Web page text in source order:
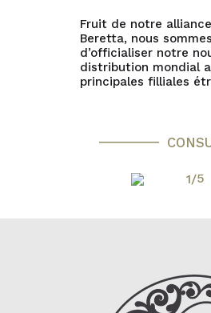
Fruit de notre
Beretta, nous
d’officialiser notre
distribution mondial
principales filliales